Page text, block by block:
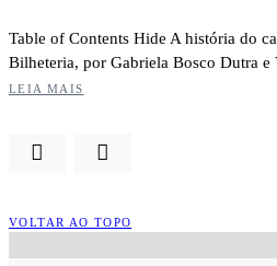
Table of Contents Hide A história do
Bilheteria, por Gabriela Bosco Dutra
LEIA MAIS
VOLTAR AO TOPO